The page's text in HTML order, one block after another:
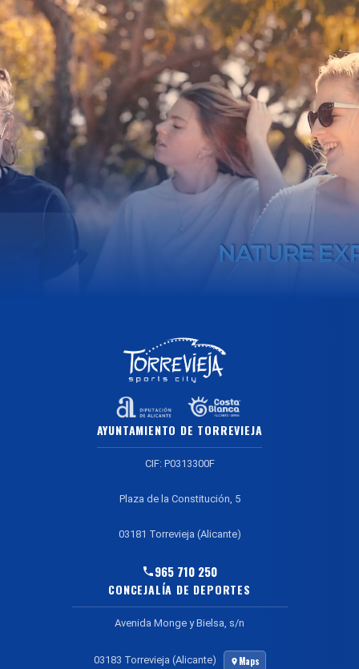
AYUNTAMIENTO DE TORREVIEJA
CIF: P0313300F
Plaza de la Constitución, 5
03181 Torrevieja (Alicante)
965 710 250
CONCEJALÍA DE DEPORTES
Avenida Monge y Bielsa, s/n
03183 Torrevieja (Alicante) Maps